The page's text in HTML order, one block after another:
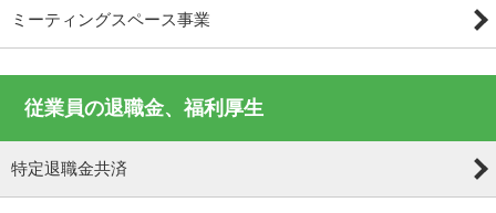
ミーティングスペース事業
従業員の退職金、福利厚生
特定退職金共済